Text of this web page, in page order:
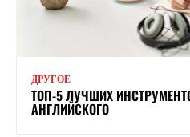
ДРУГОЕ
ТОП-5 ЛУЧШИХ
АНГЛИЙСКОГО